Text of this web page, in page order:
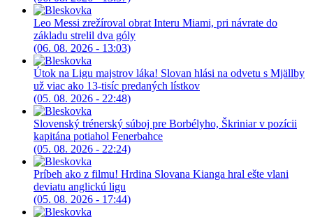
Leo Messi zrežíroval obrat Interu Miami, pri návrate do
základu strelil dva góly
(06. 08. 2026 - 13:03)
Útok na Ligu majstrov láka! Slovan hlási na odvetu s Mjällby
už viac ako 13-tisíc predaných lístkov
(05. 08. 2026 - 22:48)
Slovenský trénerský súboj pre Borbélyho, Škriniar v pozícii
kapitána potiahol Fenerbahce
(05. 08. 2026 - 22:24)
Príbeh ako z filmu! Hrdina Slovana Kianga hral ešte vlani
deviatu anglickú ligu
(05. 08. 2026 - 17:44)